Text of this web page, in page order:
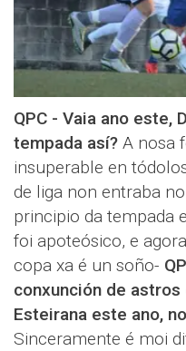
QPC - Vaia ano este,
tempada así? A nosa
insuperable en
de liga non entraba
principio da tempada
foi apoteósico, e
copa xa é un soño-
conxunción de
Esteirana este ano,
Sinceramente é moi